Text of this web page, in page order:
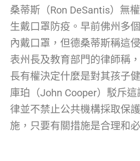
桑蒂斯（Ron DeSantis）無
生戴口罩防疫。早前佛州多
內戴口罩，但德桑蒂斯稱這
表州長及教育部門的律師稱
長有權決定什麼是對其孩子
庫珀（John Cooper）駁斥
律並不禁止公共機構採取保
施，只要有關措施是合理和